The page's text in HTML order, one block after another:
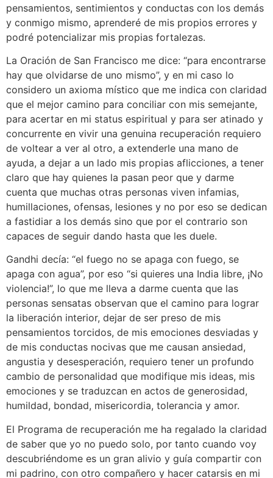
pensamientos, sentimientos y conductas con los demás
y conmigo mismo, aprenderé de mis propios errores y
podré potencializar mis propias fortalezas.
La Oración de San Francisco me dice: “para encontrarse
hay que olvidarse de uno mismo”, y en mi caso lo
considero un axioma místico que me indica con claridad
que el mejor camino para conciliar con mis semejante,
para acertar en mi status espiritual y para ser atinado y
concurrente en vivir una genuina recuperación requiero
de voltear a ver al otro, a extenderle una mano de
ayuda, a dejar a un lado mis propias aflicciones, a tener
claro que hay quienes la pasan peor que y darme
cuenta que muchas otras personas viven infamias,
humillaciones, ofensas, lesiones y no por eso se dedican
a fastidiar a los demás sino que por el contrario son
capaces de seguir dando hasta que les duele.
Gandhi decía: “el fuego no se apaga con fuego, se
apaga con agua”, por eso “si quieres una India libre, ¡No
violencia!”, lo que me lleva a darme cuenta que las
personas sensatas observan que el camino para lograr
la liberación interior, dejar de ser preso de mis
pensamientos torcidos, de mis emociones desviadas y
de mis conductas nocivas que me causan ansiedad,
angustia y desesperación, requiero tener un profundo
cambio de personalidad que modifique mis ideas, mis
emociones y se traduzcan en actos de generosidad,
humildad, bondad, misericordia, tolerancia y amor.
El Programa de recuperación me ha regalado la claridad
de saber que yo no puedo solo, por tanto cuando voy
descubriéndome es un gran alivio y guía compartir con
mi padrino, con otro compañero y hacer catarsis en mi